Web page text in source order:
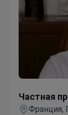
Частная
Франция,